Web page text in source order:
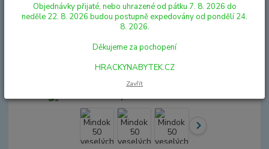
HRY A HLAVOLAMY PÁRTY HRY
Mindok 50 veselých her na
dětskou oslavu
Mindok 50 veselých her na
dětskou oslavu
Objednávky přijaté, nebo uhrazené od pátku 7. 8. 2026 do
neděle 22. 8. 2026 budou postupně expedovány od pondělí 24.
8. 2026.
Děkujeme za pochopení
HRACKYNABYTEK.CZ
Zavřít